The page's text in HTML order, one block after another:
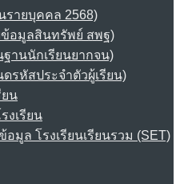
รายบุคคล 2568)
ข้อมูลสินทรัพย์ สพฐ)
านนักเรียนยากจน)
รหัสประจำตัวผู้เรียน)
ยน
งเรียน
มูล โรงเรียนเรียนรวม (SET)